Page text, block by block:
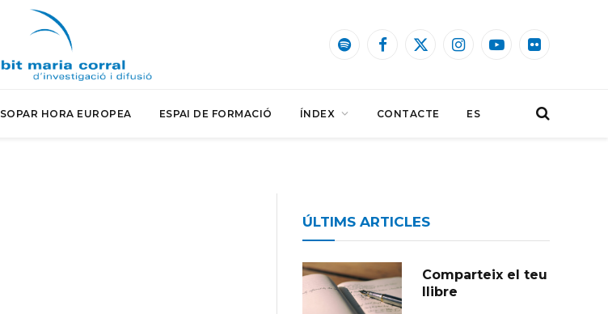
SpotifyFacebook
X
InstagramYouTubeFlickr
SOPAR HORA EUROPEA ESPAI DE FORMACIÓ ÍNDEX CONTACTE ES
ÚLTIMS ARTICLES
Comparteix el teu
llibre